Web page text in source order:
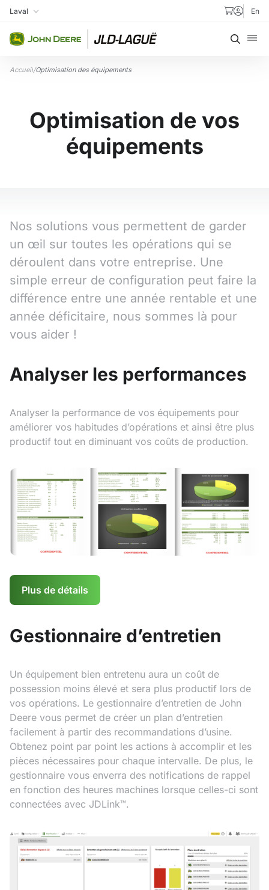
Aller au contenu
Ma succursale
Laval En
Accueil/Optimisation des équipements
Optimisation de vos
équipements
Nos solutions vous permettent de garder
un œil sur toutes les opérations qui se
déroulent dans votre entreprise. Une
simple erreur de configuration peut faire la
différence entre une année rentable et une
année déficitaire, nous sommes là pour
vous aider !
Analyser les performances
Analyser la performance de vos équipements pour
améliorer vos habitudes d’opérations et ainsi être plus
productif tout en diminuant vos coûts de production.
Plus de détails
Gestionnaire d’entretien
Un équipement bien entretenu aura un coût de
possession moins élevé et sera plus productif lors de
vos opérations. Le gestionnaire d’entretien de John
Deere vous permet de créer un plan d’entretien
facilement à partir des recommandations d’usine.
Obtenez point par point les actions à accomplir et les
pièces nécessaires pour chaque intervalle. De plus, le
gestionnaire vous enverra des notifications de rappel
en fonction des heures machines lorsque celles-ci sont
connectées avec JDLink™.